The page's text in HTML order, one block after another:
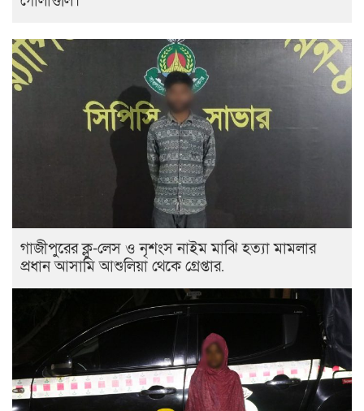
গাজীপুরের ক্লু-লেস ও নৃশংস নাইম মাঝি হত্যা মামলার
প্রধান আসামি আশুলিয়া থেকে গ্রেপ্তার.